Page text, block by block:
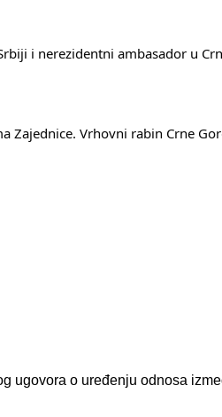
i nerezidentni ambasador u
Zajednice. Vrhovni rabin Crne
ugovora o uređenju odnosa